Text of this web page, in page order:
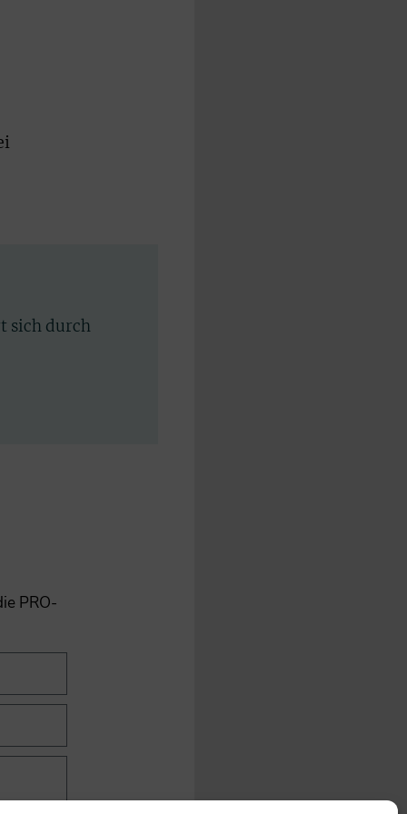
sich durch
PRO-